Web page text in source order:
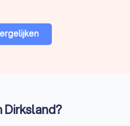
Dirksland?